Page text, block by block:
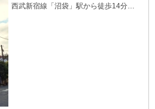
西武新宿線「沼袋」駅から徒歩14分